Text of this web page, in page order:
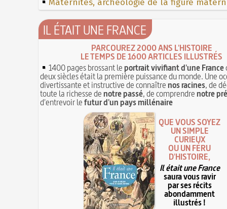
Maternités, archéologie de la figure
IL ÉTAIT UNE FRANCE
PARCOUREZ 2000 ANS L'HISTOIRE
LE TEMPS DE 1600 ARTICLES ILLUSTRÉS
1400 pages brossant leportrait vivifiant d'une France
deux siècles était la première puissance du monde. Une
divertissante et instructive de connaîtrenos racines, de
toute la richesse denotre passé, de comprendrenotre
d'entrevoir lefutur d'un pays millénaire
QUE VOUS SOYEZ
UN SIMPLE
CURIEUX
OU UN FÉRU
D'HISTOIRE,
Il était une France
saura vous ravir
par ses récits
abondamment
illustrés !